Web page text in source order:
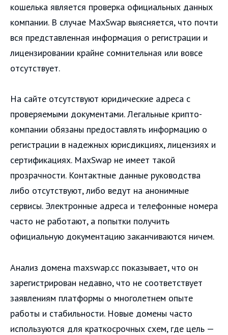
кошелька является проверка официальных данных
компании. В случае MaxSwap выясняется, что почти
вся представленная информация о регистрации и
лицензировании крайне сомнительная или вовсе
отсутствует.
На сайте отсутствуют юридические адреса с
проверяемыми документами. Легальные крипто-
компании обязаны предоставлять информацию о
регистрации в надежных юрисдикциях, лицензиях и
сертификациях. MaxSwap не имеет такой
прозрачности. Контактные данные руководства
либо отсутствуют, либо ведут на анонимные
сервисы. Электронные адреса и телефонные номера
часто не работают, а попытки получить
официальную документацию заканчиваются ничем.
Анализ домена maxswap.cc показывает, что он
зарегистрирован недавно, что не соответствует
заявлениям платформы о многолетнем опыте
работы и стабильности. Новые домены часто
используются для краткосрочных схем, где цель —